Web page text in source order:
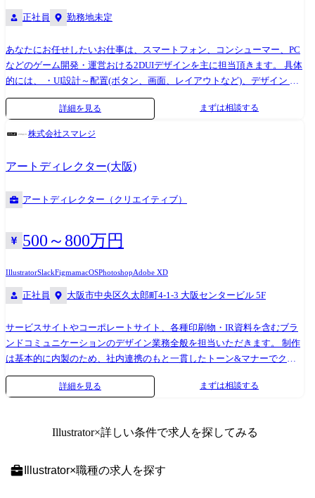
正社員 勤務地未定
あなたにお任せしたいお仕事は、スマートフォン、コンシューマー、PC
などのゲーム開発・運営おける2DUIデザインを主に担当頂きます。 具体
的には、 ・UI設計～配置(ボタン、画面、レイアウトなど)、デザイン ・
UX(演出など)デザイン ・UI/UX業務における品質管理、スケジュール管
理など・外部及び他部署との折衝 ・その他付随する業務 ※上記全てでは
なく、これまで実績や適性に合わせていずれかの業務を担当頂きます。
引するトップ企業と安定的な取引を行っております。プロダクションカ
ンパニーの一員として様々なクライアントのプロジェクトに参画して頂
き、1つの会社だけでは実現できない多彩なスキルやノウハウを身に付け
ることが可能です!
詳細を見る まずは相談する
株式会社スマレジ
アートディレクター(大阪)
アートディレクター（クリエイティブ）
500～800万円
IllustratorSlackFigmamacOSPhotoshopAdobe XD
正社員 大阪市中央区久太郎町4-1-3 大阪センタービル 5F
サービスサイトやコーポレートサイト、各種印刷物・IR資料を含むブラ
ンドコミュニケーションのデザイン業務全般を担当いただきます。 制作
は基本的に内製のため、社内連携のもと一貫したトーン&マナーでクリ
エイティブを推進できます。 【具体的な業務】 デザインチームのプレイ
ングマネージャーとして、CI/VIの刷新検討からWeb・紙まで横断したア
IR、採用、開発チームなどと連携しながら、デザインの力でブランド価
トーン&マナー/デザインガイドラインの策定・運用(CI/VI刷新の検討含
詳細を見る まずは相談する
Illustrator×詳しい条件で求人を探してみる
Illustrator×職種の求人を探す